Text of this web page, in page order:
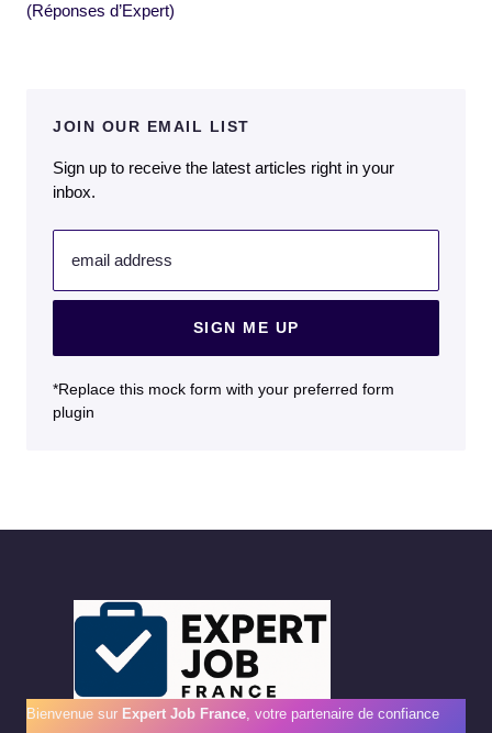
(Réponses d’Expert)
JOIN OUR EMAIL LIST
Sign up to receive the latest articles right in your
inbox.
email address
SIGN ME UP
*Replace this mock form with your preferred form
plugin
Bienvenue sur Expert Job France , votre partenaire de confiance